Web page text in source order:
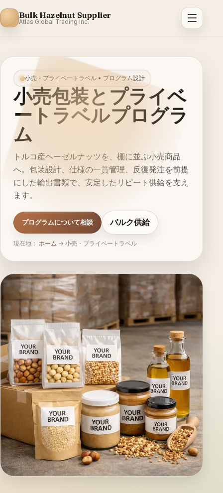
Bulk Hazelnut Supplier
Atlas Global Trading Inc.
小売・プライベートラベル • プログラム設計
小売包装とプライベ
ートラベルプログラ
ム
トルコ産ヘーゼルナッツを、棚に並ぶ小売商品
へ。包装設計、仕様の一貫管理、反復発注を前提
にした輸出書類で、安定したリピート供給を支え
ます。
プログラムについて相談 バルク供給
現在地： ホーム → 小売・プライベートラベル